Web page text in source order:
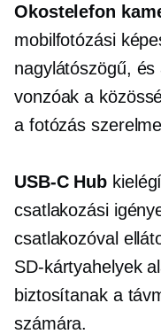
Okostelefon
mobilfotózási
nagylátószögű, és
vonzóak a
a fotózás
USB-CHub
csatlakozási
csatlakozóval
SD-kártyahelyek
biztosítanak a
számára.